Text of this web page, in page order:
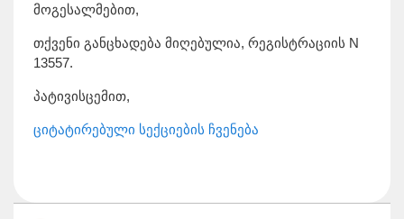
მოგესალმებით,
თქვენი განცხადება მიღებულია, რეგისტრაციის N
13557.
პატივისცემით,
ციტატირებული სექციების ჩვენება